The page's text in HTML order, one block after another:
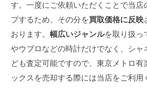
す。一度にご依頼いただくことで当店
プするため、その分を買取価格に反映
おります。幅広いジャンルを取り扱っ
やウブロなどの時計だけでなく、シャ
ども査定可能ですので、東京メトロ有
ックスを売却する際には当店をご利用